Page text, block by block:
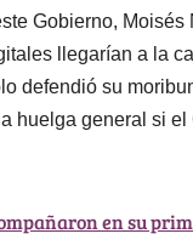
Gobierno,
llegarían a la
defendió su
huelga general si
en su